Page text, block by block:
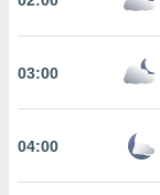
permite
coste.
botón
a la
CONTINUAR
03:00
04:00